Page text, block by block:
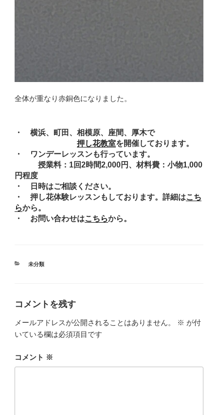
全体が重なり赤銅色になりました。
・ 横浜、町田、相模原、座間、厚木で
押し花教室を開催しております。
・ ワンデーレッスンも行っています。
授業料：1回2時間2,000円、材料費：小物1,000
円程度
・ 日時はご相談ください。
・ 押し花体験レッスンもしております。詳細はこち
らから。
・ お問い合わせはこちらから。
カ
未分類
コメントを残す
メールアドレスが公開されることはありません。 ※ が付
いている欄は必須項目です
コメント ※